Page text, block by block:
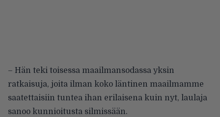
– Hän teki toisessa maailmansodassa yksin
ratkaisuja, joita ilman koko läntinen maailmamme
saatettaisiin tuntea ihan erilaisena kuin nyt, laulaja
sanoo kunnioitusta silmissään.